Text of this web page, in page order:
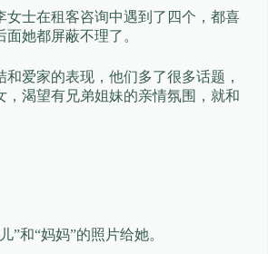
女士在租客咨询中遇到了四个，都喜
她都屏蔽不理了。
爱家的表现，他们多了很多话题，
，渴望有兄弟姐妹的亲情氛围，就和
”和“妈妈”的照片给她。